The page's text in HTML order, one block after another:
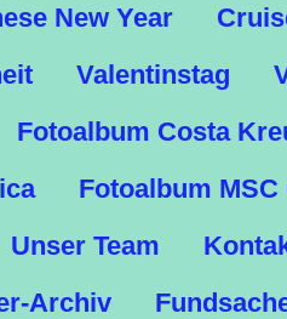
New Year
Valentinstag
Fotoalbum Costa
Fotoalbum
Unser Team
Archiv